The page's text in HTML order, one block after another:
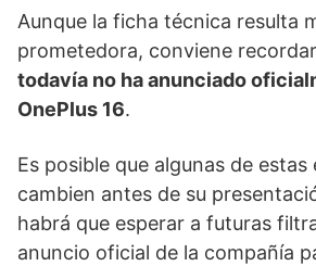
Aunque la ficha técnica resulta
prometedora, conviene
todavía no ha anunciado
OnePlus 16.
Es posible que algunas de
cambien antes de su
habrá que esperar a futuras
anuncio oficial de la compañía